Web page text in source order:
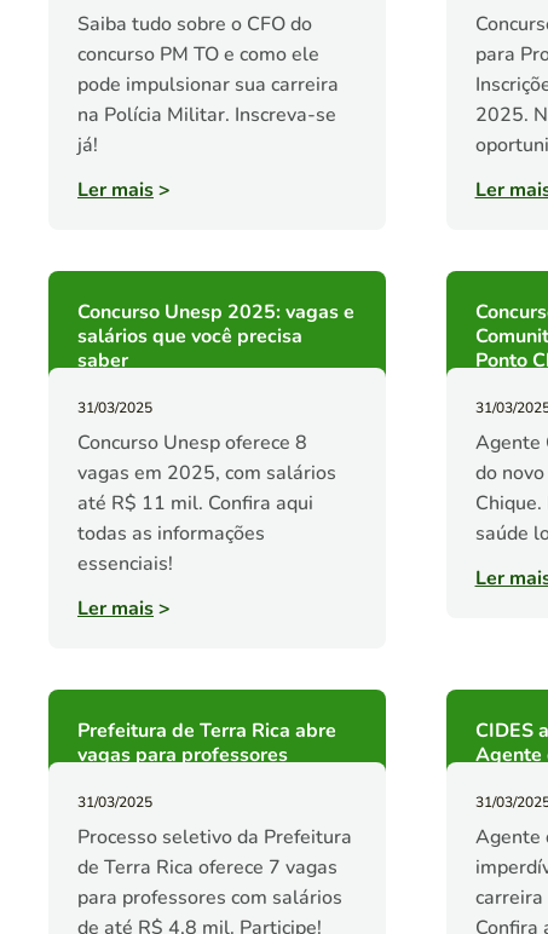
Saiba tudo sobre o CFO do
concurso PM TO e como ele
pode impulsionar sua carreira
na Polícia Militar. Inscreva-se
já!
Ler mais>
para
2025.
Ler
Concurso Unesp 2025: vagas e
salários que você precisa
saber
31/03/2025
Concurso Unesp oferece 8
vagas em 2025, com salários
até R$ 11 mil. Confira aqui
todas as informações
essenciais!
Ler mais>
Ponto
31/03/
Agente
do
saúde
Ler
Prefeitura de Terra Rica abre
vagas para professores
31/03/2025
Processo seletivo da Prefeitura
de Terra Rica oferece 7 vagas
para professores com salários
de até R$ 4,8 mil. Participe!
CIDES
Agente
31/03/
Agente
carreira
Confira